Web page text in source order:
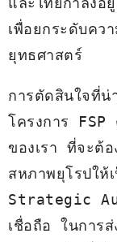
เพื่อยกระดับคว
ยุทธศาสตร์
การตัดสินใจที่น่
โครงการ FSP
ของเรา ที่จะต้อ
สหภาพยุโรปใ
Strategic
เชื่อถือ ในการ